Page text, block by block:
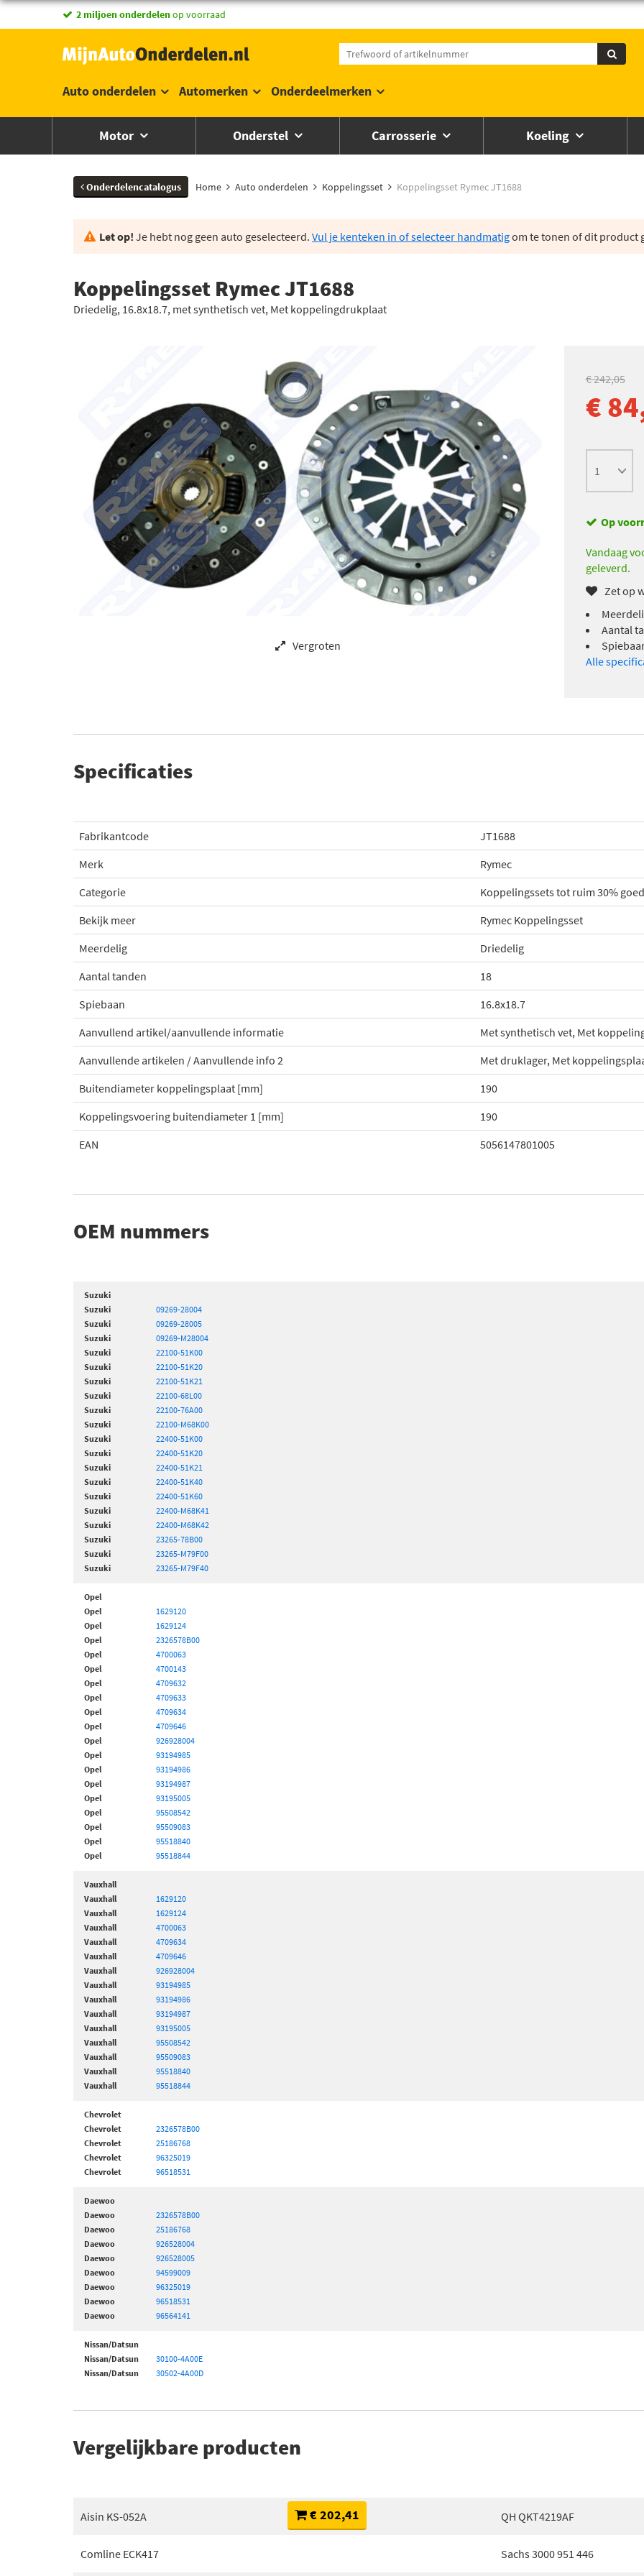
vandaag besteld,morgen in huis *
Auto onderdelen Automerken Onderdeelmerken
Motor Onderstel Carrosserie Koeling
Onderdelencatalogus Home Auto onderdelen Koppelingsset Koppelingsset Rymec JT1688
Let op! Je hebt nog geen auto geselecteerd. Vul je kenteken in of selecteer handmatigom te tonen of dit product
Koppelingsset Rymec JT1688
Driedelig, 16.8x18.7, met synthetisch vet, Met koppelingdrukplaat
Vergroten
€ 242,05
€
Op
Vandaag
geleverd.
Zet op
Aantal
Alle
Specificaties
Fabrikantcode
JT1688
Merk
Rymec
Categorie
Koppelingssets tot ruim 30%
Bekijk meer
Rymec Koppelingsset
Meerdelig
Driedelig
Aantal tanden
18
Spiebaan
16.8x18.7
Aanvullend artikel/aanvullende informatie
Met synthetisch vet, Met
Aanvullende artikelen / Aanvullende info 2
Met druklager, Met
Buitendiameter koppelingsplaat [mm]
190
Koppelingsvoering buitendiameter 1 [mm]
190
EAN
5056147801005
OEM nummers
Suzuki
Suzuki
09269-28004
Suzuki
09269-28005
Suzuki
09269-M28004
Suzuki
22100-51K00
Suzuki
22100-51K20
Suzuki
22100-51K21
Suzuki
22100-68L00
Suzuki
22100-76A00
Suzuki
22100-M68K00
Suzuki
22400-51K00
Suzuki
22400-51K20
Suzuki
22400-51K21
Suzuki
22400-51K40
Suzuki
22400-51K60
Suzuki
22400-M68K41
Suzuki
22400-M68K42
Suzuki
23265-78B00
Suzuki
23265-M79F00
Suzuki
23265-M79F40
Opel
Opel
1629120
Opel
1629124
Opel
2326578B00
Opel
4700063
Opel
4700143
Opel
4709632
Opel
4709633
Opel
4709634
Opel
4709646
Opel
926928004
Opel
93194985
Opel
93194986
Opel
93194987
Opel
93195005
Opel
95508542
Opel
95509083
Opel
95518840
Opel
95518844
Vauxhall
Vauxhall
1629120
Vauxhall
1629124
Vauxhall
4700063
Vauxhall
4709634
Vauxhall
4709646
Vauxhall
926928004
Vauxhall
93194985
Vauxhall
93194986
Vauxhall
93194987
Vauxhall
93195005
Vauxhall
95508542
Vauxhall
95509083
Vauxhall
95518840
Vauxhall
95518844
Chevrolet
Chevrolet
2326578B00
Chevrolet
25186768
Chevrolet
96325019
Chevrolet
96518531
Daewoo
Daewoo
2326578B00
Daewoo
25186768
Daewoo
926528004
Daewoo
926528005
Daewoo
94599009
Daewoo
96325019
Daewoo
96518531
Daewoo
96564141
Nissan/Datsun
Nissan/Datsun
30100-4A00E
Nissan/Datsun
30502-4A00D
Vergelijkbare producten
Aisin KS-052A € 202,41
Comline ECK417
QH QKT4219AF
Sachs 3000 951 446